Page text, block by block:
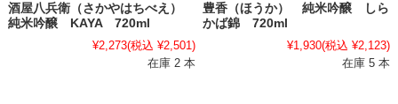
酒屋八兵衛（さかやはちべえ）
純米吟醸 KAYA 720ml
¥2,273(税込 ¥2,501)
在庫 2 本
豊香（ほうか） 純米吟醸 しら
かば錦 720ml
¥1,930(税込 ¥2,123)
在庫 5 本